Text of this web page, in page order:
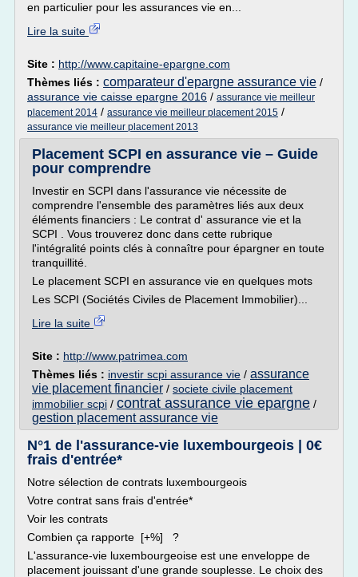
en particulier pour les assurances vie en...
Lire la suite
Site : http://www.capitaine-epargne.com
Thèmes liés : comparateur d'epargne assurance vie /
assurance vie caisse epargne 2016 / assurance vie meilleur
placement 2014 / assurance vie meilleur placement 2015 /
assurance vie meilleur placement 2013
Placement SCPI en assurance vie – Guide
pour comprendre
Investir en SCPI dans l'assurance vie nécessite de
comprendre l'ensemble des paramètres liés aux deux
éléments financiers : Le contrat d' assurance vie et la
SCPI . Vous trouverez donc dans cette rubrique
l'intégralité points clés à connaître pour épargner en toute
tranquillité.
Le placement SCPI en assurance vie en quelques mots
Les SCPI (Sociétés Civiles de Placement Immobilier)...
Lire la suite
Site : http://www.patrimea.com
Thèmes liés : investir scpi assurance vie / assurance
vie placement financier / societe civile placement
immobilier scpi / contrat assurance vie epargne /
gestion placement assurance vie
N°1 de l'assurance-vie luxembourgeois | 0€
frais d'entrée*
Notre sélection de contrats luxembourgeois
Votre contrat sans frais d'entrée*
Voir les contrats
Combien ça rapporte [+%] ?
L'assurance-vie luxembourgeoise est une enveloppe de
placement jouissant d'une grande souplesse. Le choix des